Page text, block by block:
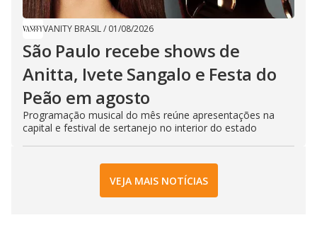
VANITY BRASIL/ 01/08/2026
São Paulo recebe shows de
Anitta, Ivete Sangalo e Festa do
Peão em agosto
Programação musical do mês reúne apresentações na
capital e festival de sertanejo no interior do estado
VEJA MAIS NOTÍCIAS